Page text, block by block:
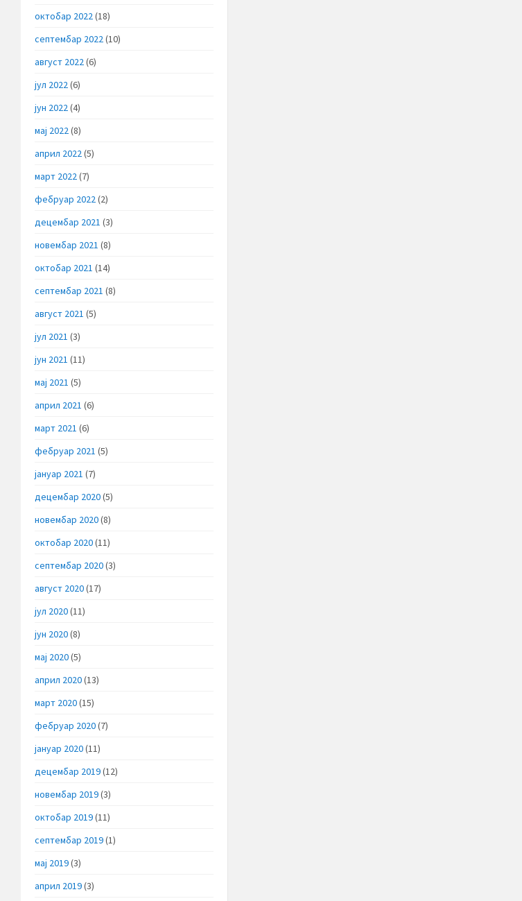
октобар 2022(18)
септембар 2022(10)
август 2022(6)
јул 2022(6)
јун 2022(4)
мај 2022(8)
април 2022(5)
март 2022(7)
фебруар 2022(2)
децембар 2021 (3)
новембар 2021 (8)
октобар 2021 (14)
септембар 2021 (8)
август 2021 (5)
јул 2021 (3)
јун 2021 (11)
мај 2021 (5)
април 2021 (6)
март 2021 (6)
фебруар 2021 (5)
јануар 2021 (7)
децембар 2020(5)
новембар 2020(8)
октобар 2020(11)
септембар 2020(3)
август 2020(17)
јул 2020(11)
јун 2020(8)
мај 2020(5)
април 2020(13)
март 2020(15)
фебруар 2020(7)
јануар 2020(11)
децембар 2019(12)
новембар 2019(3)
октобар 2019(11)
септембар 2019(1)
мај 2019(3)
април 2019(3)